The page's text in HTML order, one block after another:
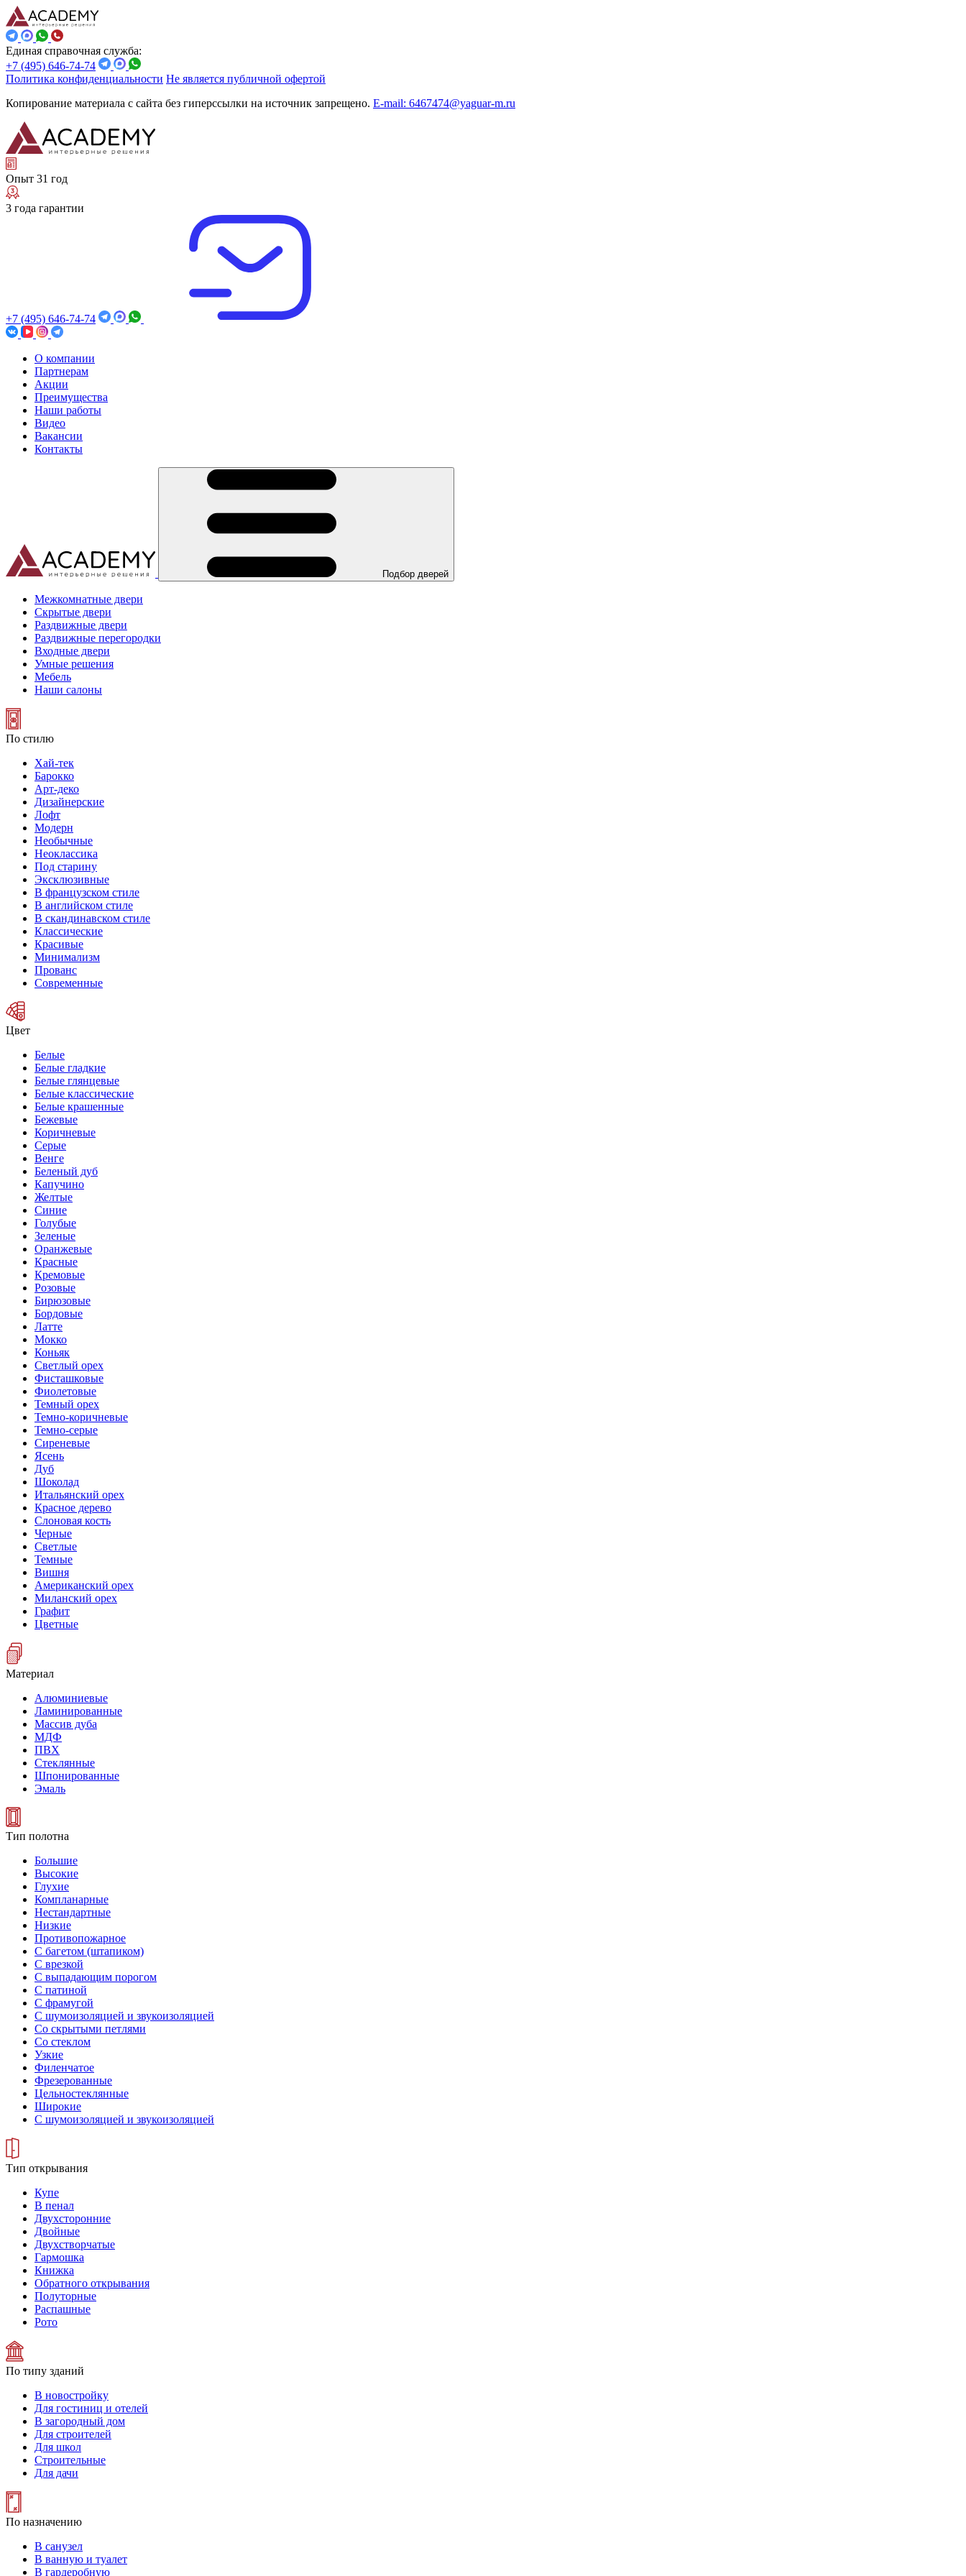
Единая справочная служба:
+7 (495) 646-74-74
Политика конфиденциальности Не является публичной офертой
Копирование материала с сайта без гиперссылки на источник запрещено. E-mail: 6467474@yaguar-m.ru
Опыт 31 год
3 года гарантии
+7 (495) 646-74-74
О компании
Партнерам
Акции
Преимущества
Наши работы
Видео
Вакансии
Контакты
Подбор дверей
Межкомнатные двери
Скрытые двери
Раздвижные двери
Раздвижные перегородки
Входные двери
Умные решения
Мебель
Наши салоны
По стилю
Хай-тек
Барокко
Арт-деко
Дизайнерские
Лофт
Модерн
Необычные
Неоклассика
Под старину
Эксклюзивные
В французском стиле
В английском стиле
В скандинавском стиле
Классические
Красивые
Минимализм
Прованс
Современные
Цвет
Белые
Белые гладкие
Белые глянцевые
Белые классические
Белые крашенные
Бежевые
Коричневые
Серые
Венге
Беленый дуб
Капучино
Желтые
Синие
Голубые
Зеленые
Оранжевые
Красные
Кремовые
Розовые
Бирюзовые
Бордовые
Латте
Мокко
Коньяк
Светлый орех
Фисташковые
Фиолетовые
Темный орех
Темно-коричневые
Темно-серые
Сиреневые
Ясень
Дуб
Шоколад
Итальянский орех
Красное дерево
Слоновая кость
Черные
Светлые
Темные
Вишня
Американский орех
Миланский орех
Графит
Цветные
Материал
Алюминиевые
Ламинированные
Массив дуба
МДФ
ПВХ
Стеклянные
Шпонированные
Эмаль
Тип полотна
Большие
Высокие
Глухие
Компланарные
Нестандартные
Низкие
Противопожарное
С багетом (штапиком)
С врезкой
С выпадающим порогом
С патиной
С фрамугой
С шумоизоляцией и звукоизоляцией
Со скрытыми петлями
Со стеклом
Узкие
Филенчатое
Фрезерованные
Цельностеклянные
Широкие
С шумоизоляцией и звукоизоляцией
Тип открывания
Купе
В пенал
Двухсторонние
Двойные
Двухстворчатые
Гармошка
Книжка
Обратного открывания
Полуторные
Распашные
Рото
По типу зданий
В новостройку
Для гостиниц и отелей
В загородный дом
Для строителей
Для школ
Строительные
Для дачи
По назначению
В санузел
В ванную и туалет
В гардеробную